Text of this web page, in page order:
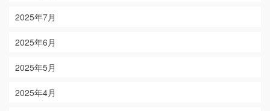
2025年7月
2025年6月
2025年5月
2025年4月